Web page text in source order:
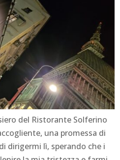
del Ristorante Solferino
una promessa di
dirigermi lì, sperando che i